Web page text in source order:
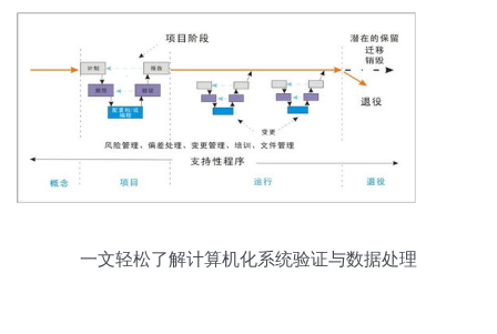
一文轻松了解计算机化系统验证与数据处理